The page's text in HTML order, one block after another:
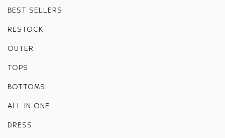
BEST SELLERS
RESTOCK
OUTER
TOPS
BOTTOMS
ALL IN ONE
DRESS